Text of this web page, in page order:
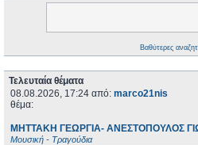
Βαθύτερες
Τελευταία θέματα
08.08.2026, 17:24 από: marco21nis
θέμα:
ΜΗΤΤΑΚΗ ΓΕΩΡΓΙΑ- ΑΝΕΣΤΟΠΟΥΛΟΣ
Μουσική - Τραγούδια